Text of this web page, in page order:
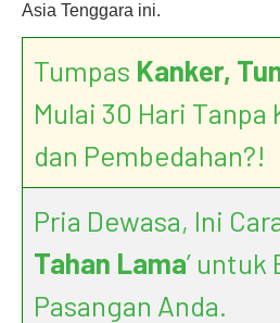
Asia Tenggara ini.
Tumpas Kanker,
Mulai 30 Hari
dan Pembedahan?!
Pria Dewasa, Ini
Tahan Lama’ untuk
Pasangan Anda.